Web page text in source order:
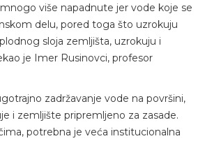
više napadnute jer vode koje se
delu, pored toga što uzrokuju
sloja zemljišta, uzrokuju i
je Imer Rusinovci, profesor
zadržavanje vode na površini,
i zemljište pripremljeno za zasade.
potrebna je veća institucionalna